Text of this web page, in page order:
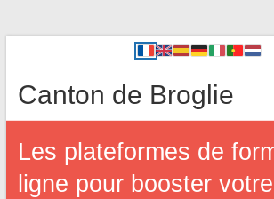
Canton de Broglie
Les plateformes de
ligne pour booster